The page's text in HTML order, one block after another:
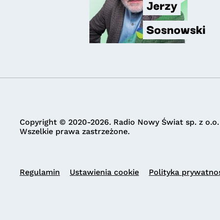
Jerzy
Sosnowski
Copyright © 2020-2026. Radio Nowy Świat sp. z o.o.
Wszelkie prawa zastrzeżone.
Regulamin Ustawienia cookie Polityka